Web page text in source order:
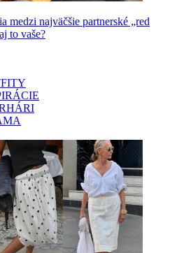
medzi najväčšie partnerské „red
to vaše?